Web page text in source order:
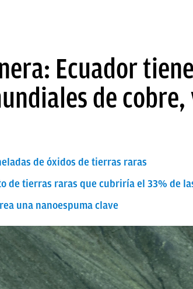
Ecuador
de cobre,
de óxidos de tierras raras
de tierras raras que cubriría el 33% de
una nanoespuma clave